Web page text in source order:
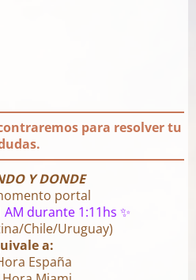
para resolver tu
Y DONDE
portal
AM durante 1:11hs ✨
Chile/Uruguay)
a:
España